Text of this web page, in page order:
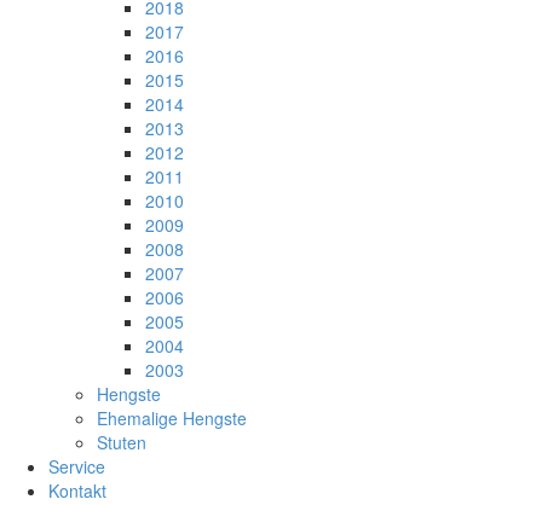
2018
2017
2016
2015
2014
2013
2012
2011
2010
2009
2008
2007
2006
2005
2004
2003
Hengste
Ehemalige Hengste
Stuten
Service
Kontakt